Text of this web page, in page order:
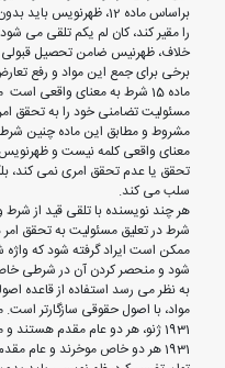
براساس ماده 12،
خلاف، ظهرنیس ضامن تحصیل
برخی برای جمع این مواد و رفع
ماده 15 شرط به معنای واقعی
مسئولیت تضامنی خود را به تحقق
معنای واقعی کلمه نیست و
تحقق یا عدم تحقق امری نمی کند،
سلب می کند.
هر چند نویسنده با تلقی قید از
شرط در تعلیق مسئولیت به تحقق
ممکن است ایراد گرفته شود که
شود و منحصر کردن آن در شرطی
به نظر می رسد استفاده از قاعده
1931 هر دو خاص موخرند و عام